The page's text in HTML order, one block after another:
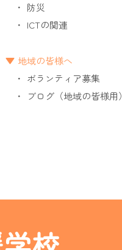
防災
ICTの関連
地域の皆様へ
ボランティア募集
ブログ（地域の皆様用）